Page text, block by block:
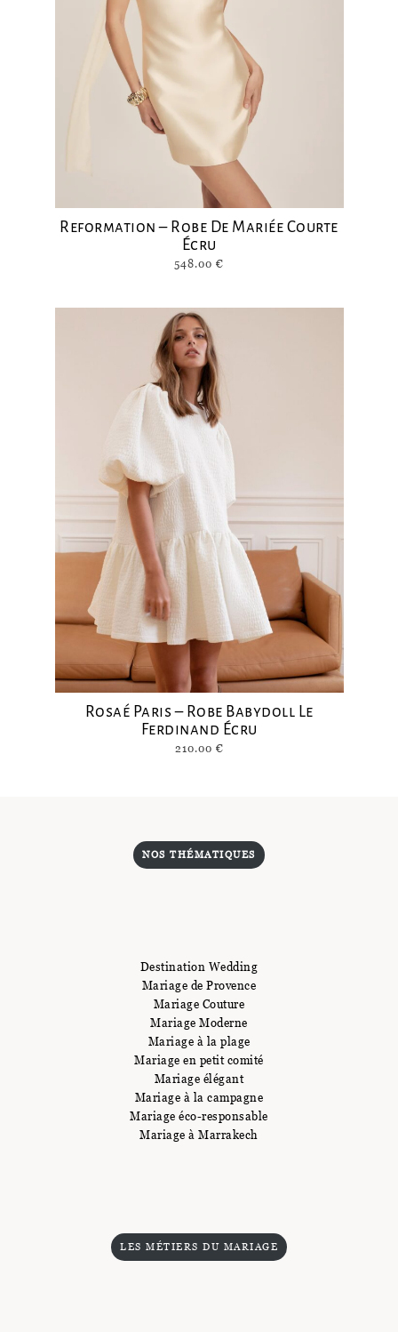
Reformation – Robe De Mariée Courte
Écru
548.00 €
Rosaé Paris – Robe Babydoll Le
Ferdinand Écru
210.00 €
NOS THÉMATIQUES
Destination Wedding
Mariage de Provence
Mariage Couture
Mariage Moderne
Mariage à la plage
Mariage en petit comité
Mariage élégant
Mariage à la campagne
Mariage éco-responsable
Mariage à Marrakech
LES MÉTIERS DU MARIAGE